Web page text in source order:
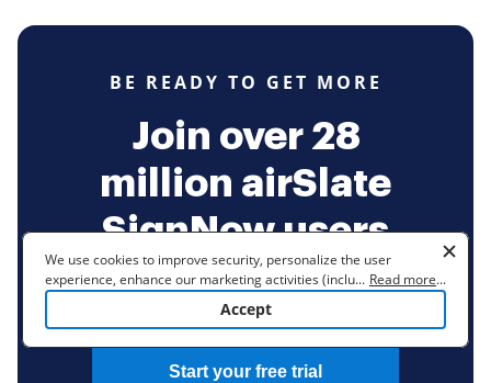
BE READY TO GET MORE
Join over 28
million airSlate
SignNow users
Start your free trial
We use cookies to improve security, personalize the user
experience, enhance our marketing activities (including
cooperating with our 3rd party partners) and for other business
to learn more. By clicking "Accept"
... Read more...
Accept